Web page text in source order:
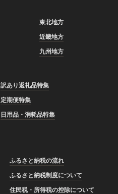
東北地方
近畿地方
九州地方
訳あり返礼品特集
定期便特集
日用品・消耗品特集
ふるさと納税の流れ
ふるさと納税制度について
住民税・所得税の控除について